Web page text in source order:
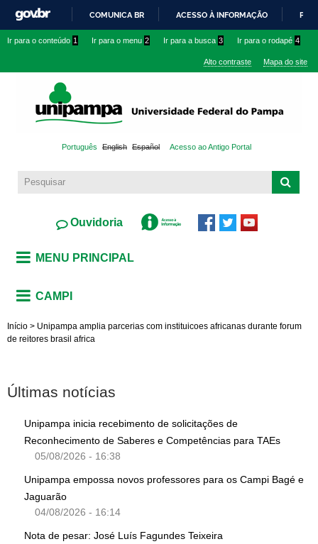
conteúdo
IR
O
COMUNICA BR ACESSO À INFORMAÇÃO
Ir para o conteúdo 1 Ir para o menu 2 Ir para a busca 3 Ir para o rodapé 4
Alto contraste Mapa do site
Português English Español Acesso ao Antigo Portal
Ouvidoria
MENU PRINCIPAL
CAMPI
Início > Unipampa amplia parcerias com instituicoes africanas durante forum
de reitores brasil africa
Últimas notícias
Unipampa inicia recebimento de solicitações de
Reconhecimento de Saberes e Competências para TAEs
05/08/2026 - 16:38
Unipampa empossa novos professores para os Campi Bagé e
Jaguarão
04/08/2026 - 16:14
Nota de pesar: José Luís Fagundes Teixeira